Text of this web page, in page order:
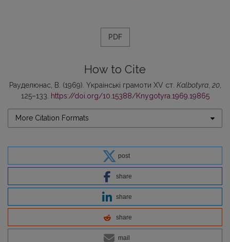
PDF
How to Cite
Рауделюнас, В. (1969). Yкpaiнськi грамоти XV ст. Kalbotyra, 20,
125–133.
https://doi.org/10.15388/Knygotyra.1969.19865
More Citation Formats
post
share
share
share
mail